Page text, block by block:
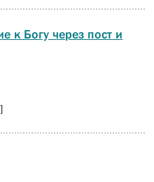
к Богу через пост и